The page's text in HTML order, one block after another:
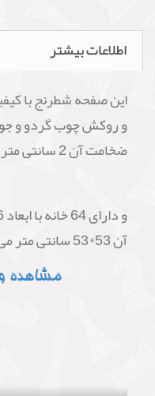
اطلاعات بیشتر
این صفحه شطرنج با
و روکش چوب گردو و
ضخامت آن 2 سانتی متر است.
آن 53*53 سانتی متر می باشد.
مشاهده